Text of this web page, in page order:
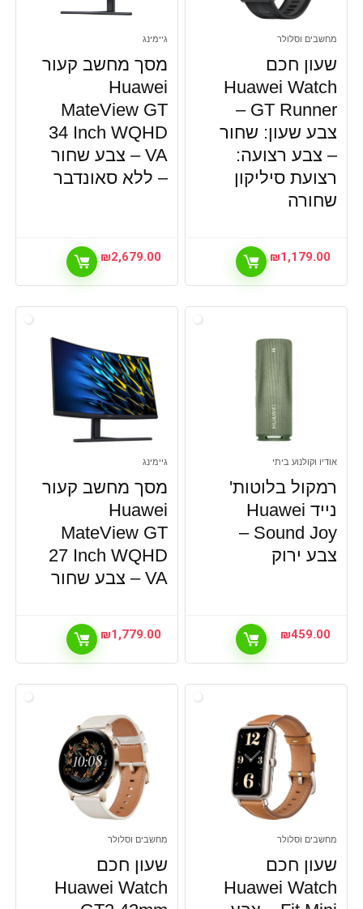
מחשבים וסלולר
שעון חכם
Huawei Watch
GT Runner –
צבע שעון: שחור
– צבע רצועה:
רצועת סיליקון
שחורה
₪1,179.00
גיימינג
מסך מחשב קעור
Huawei
MateView GT
34 Inch WQHD
VA – צבע שחור
– ללא סאונדבר
₪2,679.00
אודיו וקולנוע ביתי
רמקול בלוטות'
נייד Huawei
Sound Joy –
צבע ירוק
₪459.00
גיימינג
מסך מחשב קעור
Huawei
MateView GT
27 Inch WQHD
VA – צבע שחור
₪1,779.00
מחשבים וסלולר
שעון חכם
Huawei Watch
מחשבים וסלולר
שעון חכם
Huawei Watch